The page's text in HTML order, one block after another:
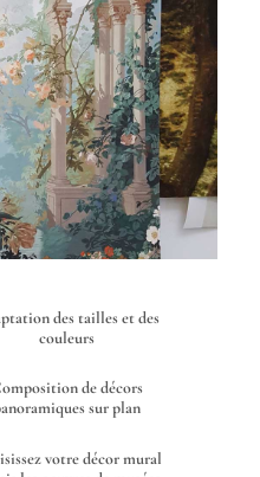
des tailles et des
couleurs
de décors
sur plan
votre décor mural